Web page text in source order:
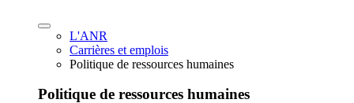
L'ANR
Carrières et emplois
Politique de ressources humaines
Politique de ressources humaines